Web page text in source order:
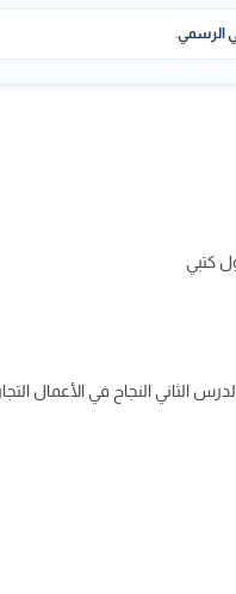
الرسمي.
كتبي
الثاني النجاح في الأعمال